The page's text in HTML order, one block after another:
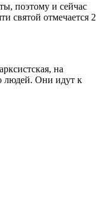
поэтому и сейчас
святой отмечается 2
на
людей. Они идут к